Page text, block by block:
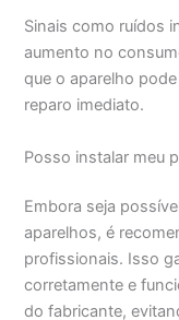
Sinais como ruídos
aumento no
que o aparelho
reparo imediato.
Posso instalar meu
Embora seja
aparelhos, é
profissionais. Isso
corretamente e
do fabricante,